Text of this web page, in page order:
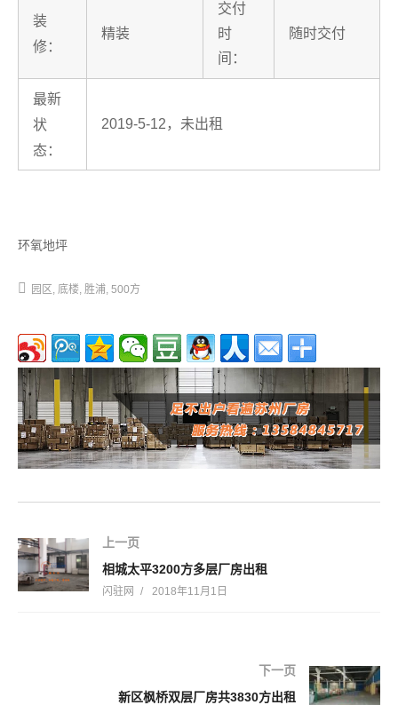
装
修：
精装
交付
时
间：
随时交付
最新
状
态：
2019-5-12，未出租
环氧地坪
园区 底楼 胜浦 500方
上一页
相城太平3200方多层厂房出租
闪驻网 2018年11月1日
下一页
新区枫桥双层厂房共3830方出租